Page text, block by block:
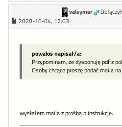
valsymer
2020-10-04, 12:03
powalos napisał/a:
Przypominam, że dysponuję pdf z
Osoby chcące proszę podać maila
wysłałem maila z prośbą o instrukcje.